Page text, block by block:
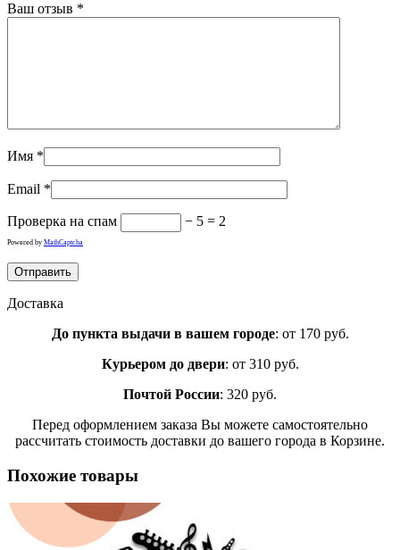
Ваш отзыв *
Имя *
Email *
Проверка на спам − 5 = 2
Powered by MathCaptcha
Доставка
До пункта выдачи в вашем городе: от 170 руб.
Курьером до двери: от 310 руб.
Почтой России: 320 руб.
Перед оформлением заказа Вы можете самостоятельно
рассчитать стоимость доставки до вашего города в Корзине.
Похожие товары